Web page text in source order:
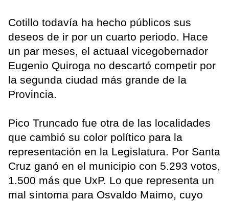
Cotillo todavía ha hecho públicos sus
deseos de ir por un cuarto periodo. Hace
un par meses, el actuaal vicegobernador
Eugenio Quiroga no descartó competir por
la segunda ciudad más grande de la
Provincia.
Pico Truncado fue otra de las localidades
que cambió su color político para la
representación en la Legislatura. Por Santa
Cruz ganó en el municipio con 5.293 votos,
1.500 más que UxP. Lo que representa un
mal síntoma para Osvaldo Maimo, cuyo